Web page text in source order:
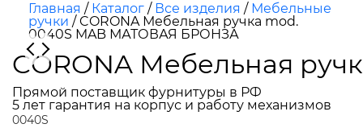
Главная / Каталог / Все изделия / Мебельные
ручки /CORONA Мебельная ручка mod.
0040S MAB МАТОВАЯ БРОНЗА
CORONA Мебельная
Прямой поставщик фурнитуры в РФ
5 лет гарантия на корпус и работу механизмов
0040S